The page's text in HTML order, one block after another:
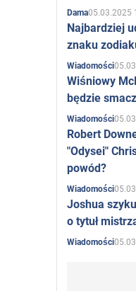
Dama05.03.2025
Najbardziej
znaku
Wiadomości
Wiśniowy
będzie
Wiadomości
Robert
"Odysei"
powód?
Wiadomości
Joshua
o tytuł
Wiadomości